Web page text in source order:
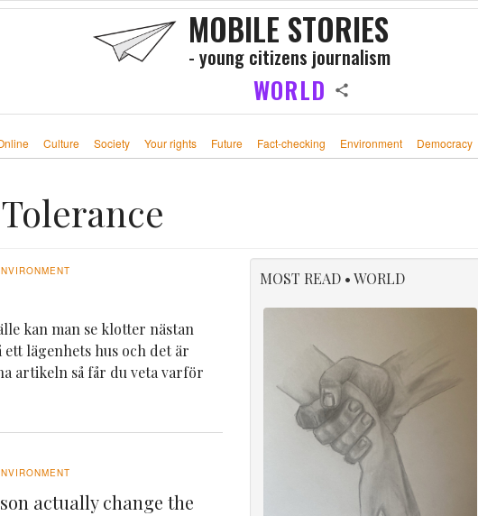
MOBILE STORIES
- young citizens journalism
WORLD
Culture Society Your rights Future Fact-checking Environment Democracy
kan man se klotter nästan
ett lägenhets hus och det är
artikeln så får du veta varför
actually change the
MOST READ • WORLD